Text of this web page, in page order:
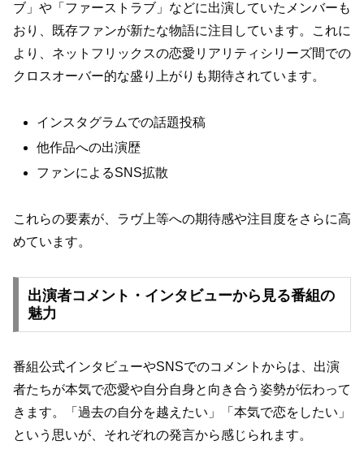
ブ」や「ファーストラブ」などに出演していたメンバーも
おり、既存ファンが新たな物語に注目しています。これに
より、ネットフリックスの恋愛リアリティシリーズ間での
クロスオーバー的な盛り上がりも期待されています。
インスタグラムでの話題投稿
他作品への出演歴
ファンによるSNS拡散
これらの要素が、ラヴ上等への期待感や注目度をさらに高
めています。
出演者コメント・インタビューから見る番組の
魅力
番組公式インタビューやSNSでのコメントからは、出演
者たちが本気で恋愛や自分自身と向き合う姿勢が伝わって
きます。「過去の自分を越えたい」「本気で恋をしたい」
という思いが、それぞれの発言から感じられます。